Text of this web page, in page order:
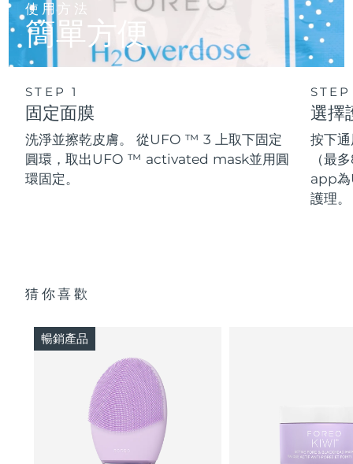
使用方法
簡單方便
STEP 1
固定面膜
洗淨並擦乾皮膚。 從UFO ™ 3 上取下固定
圓環，取出UFO ™ activated mask並用圓
環固定。
選擇
按下
（最
app
護理。
猜你喜歡
暢銷產品